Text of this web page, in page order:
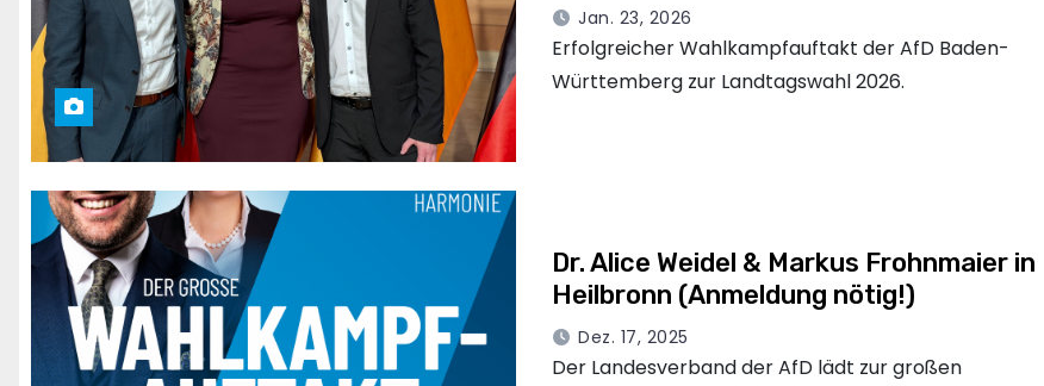
Jan. 23, 2026
Erfolgreicher Wahlkampfauftakt der AfD Baden-
Württemberg zur Landtagswahl 2026.
Dr. Alice Weidel & Markus Frohnmaier in
Heilbronn (Anmeldung nötig!)
Dez. 17, 2025
Der Landesverband der AfD lädt zur großen